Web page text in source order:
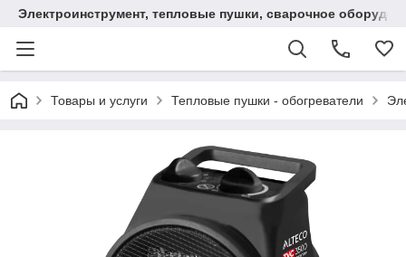
Электроинструмент, тепловые пушки, сварочное
Товары и услуги Тепловые пушки - обогреватели